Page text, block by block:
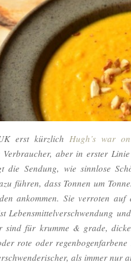
erst kürzlich Hugh’s war
aber in erster
die Sendung, wie sinnlose
führen, dass Tonnen um
ankommen. Sie verroten
Lebensmittelverschwendung
sind für krumme & grade,
rote oder
als immer nur